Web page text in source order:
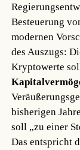
Besteuerung
modernen
des Auszugs:
Kryptowerte
bisherigen
soll „zu einer
Das entspricht